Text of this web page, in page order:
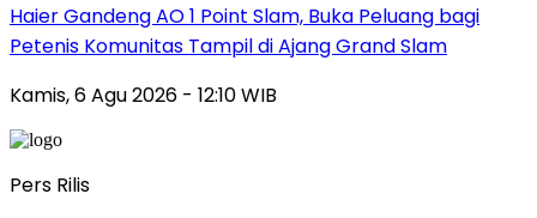
Haier Gandeng AO 1 Point Slam, Buka Peluang bagi
Petenis Komunitas Tampil di Ajang Grand Slam
Kamis, 6 Agu 2026 - 12:10 WIB
Pers Rilis